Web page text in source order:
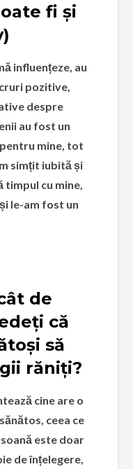
fi și
influențeze, au
pozitive,
despre
au fost un
mine, tot
simțit iubită și
timpul cu mine,
le-am fost un
de
că
să
răniți?
cine are o
ceea ce
este doar
de înțelegere,